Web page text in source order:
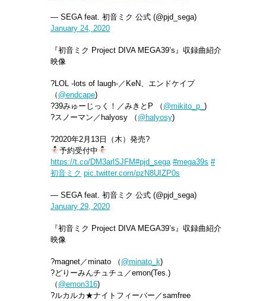
— SEGA feat. 初音ミク 公式 (@pjd_sega)
January 24, 2020
『初音ミク Project DIVA MEGA39’s』収録曲紹介
映像
?LOL -lots of laugh-／KeN、エンドケイプ
（ @endcape)
?39みゅーじっく！／みきとP （ @mikito_p_ )
?スノーマン／halyosy （ @halyosy)
?2020年2月13日（木）発売?
予約受付中
https://t.co/DM3arlSJFM#pjd_sega #mega39s #
初音ミク pic.twitter.com/pzN8UIZP0s
— SEGA feat. 初音ミク 公式 (@pjd_sega)
January 29, 2020
『初音ミク Project DIVA MEGA39’s』収録曲紹介
映像
?magnet／minato （ @minato_k)
?どりーみんチュチュ／emon(Tes.)
（ @emon316)
?ルカルカ★ナイトフィーバー／samfree